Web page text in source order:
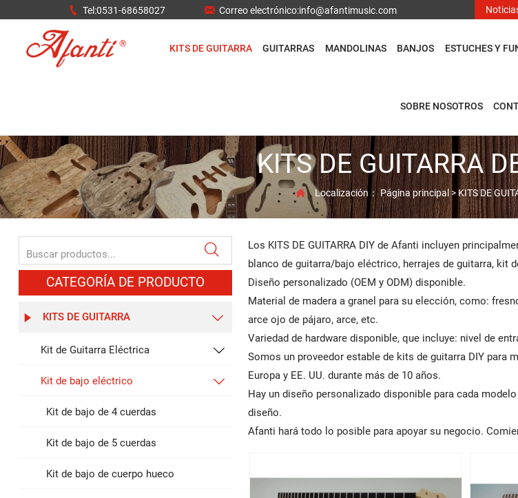
 Tel:0531-68658027  Correo electrónico:info@afantimusic.com
KITS DE GUITARRA GUITARRAS MANDOLINAS BANJOS ESTUCHES Y
SOBRE NOSOTROS
KITS DE GUITARRA
 Localización： Página principal> KITS DE

CATEGORÍA DE PRODUCTO
 KITS DE GUITARRA 
Kit de Guitarra Eléctrica 
Kit de bajo eléctrico 
Kit de bajo de 4 cuerdas
Kit de bajo de 5 cuerdas
Kit de bajo de cuerpo hueco
Los KITS DE GUITARRA DIY de Afanti incluyen
blanco de guitarra/bajo eléctrico, herrajes de guitarra, kit
Diseño personalizado (OEM y ODM) disponible.
Material de madera a granel para su elección, como:
arce ojo de pájaro, arce, etc.
Variedad de hardware disponible, que incluye: nivel de
Somos un proveedor estable de kits de guitarra DIY para
Europa y EE. UU. durante más de 10 años.
Hay un diseño personalizado disponible para cada
diseño.
Afanti hará todo lo posible para apoyar su negocio.